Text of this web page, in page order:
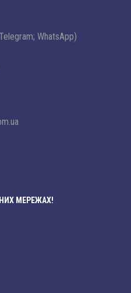
WhatsApp)
МЕРЕЖАХ!